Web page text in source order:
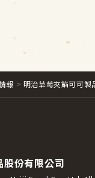
報 明治草莓夾餡可可製
股份有限公司